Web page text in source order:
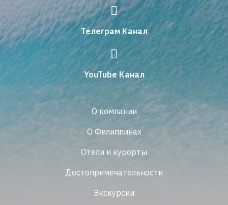
Телеграм Канал
YouTube Канал
О компании
О Филиппинах
Отели и курорты
Достопримечательности
Экскурсии